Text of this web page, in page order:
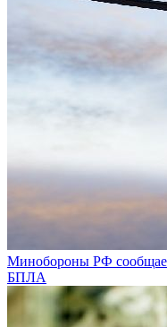
Минобороны РФ
БПЛА